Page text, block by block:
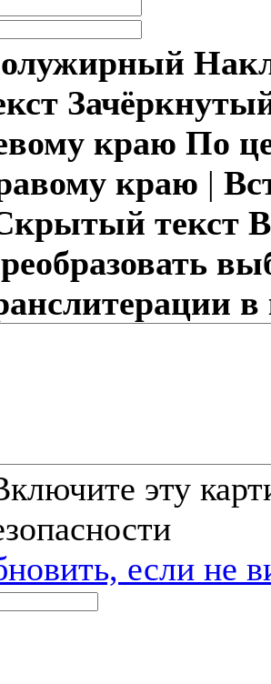
краю По
краю |
текст
если не